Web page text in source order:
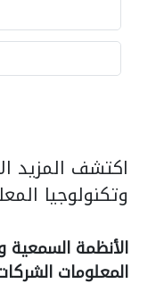
اكتشف المزيد
وتكنولوجيا
الأنظمة السمعية
المعلومات